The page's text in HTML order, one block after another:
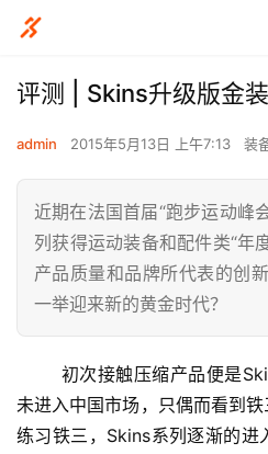
评测 | Skins升级版金
admin 2015年5月13日 上午7:13 装
近期在法国首届“跑步运动峰
列获得运动装备和配件类“年
产品质量和品牌所代表的创
一举迎来新的黄金时代？
未进入中国市场，只偶而看到
练习铁三，Skins系列逐渐的进